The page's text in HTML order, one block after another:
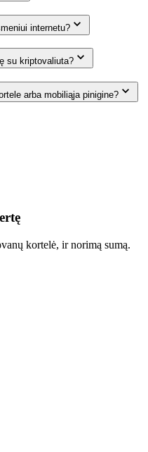
internetu?
su kriptovaliuta?
arba mobiliąja pinigine?
kortelė, ir norimą sumą.